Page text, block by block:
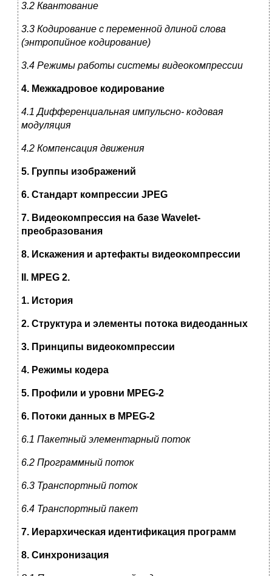
3.2 Квантование
3.3 Кодирование с переменной длиной слова
(энтропийное кодирование)
3.4 Режимы работы системы видеокомпрессии
4. Межкадровое кодирование
4.1 Дифференциальная импульсно- кодовая
модуляция
4.2 Компенсация движения
5. Группы изображений
6. Стандарт компрессии JPEG
7. Видеокомпрессия на базе Wavelet-
преобразования
8. Искажения и артефакты видеокомпрессии
. MPEG 2.
1. История
2. Структура и элементы потока видеоданных
3. Принципы видеокомпрессии
4. Режимы кодера
5. Профили и уровни MPEG-2
6. Потоки данных в MPEG-2
6.1 Пакетный элементарный поток
6.2 Программный поток
6.3 Транспортный поток
6.4 Транспортный пакет
7. Иерархическая идентификация программ
8. Синхронизация